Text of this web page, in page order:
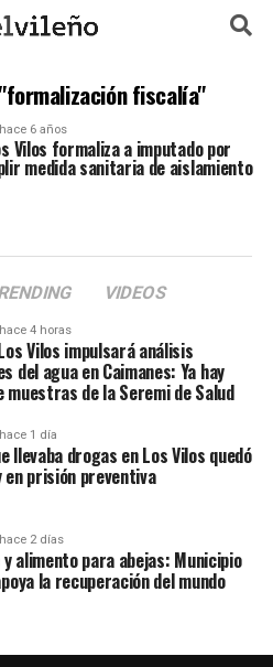
fiscalía"
hace 6 años
Vilos formaliza a imputado por
medida sanitaria de aislamiento
VIDEOS
hace 4 horas
Vilos impulsará análisis
del agua en Caimanes: Ya hay
muestras de la Seremi de Salud
hace 1 día
llevaba drogas en Los Vilos quedó
en prisión preventiva
hace 2 días
alimento para abejas: Municipio
la recuperación del mundo